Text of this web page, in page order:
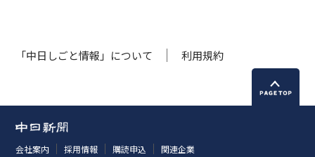
「中日しごと情報」について 利用規約
会社案内 採用情報 購読申込 関連企業